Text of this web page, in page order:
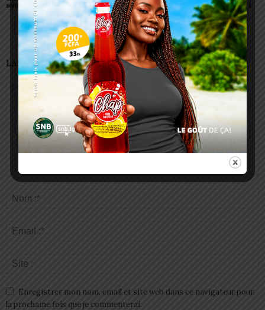
sonnette d’alarme
liste officielle des écoles
autorisées
pour la visite médicale à
Lomé
LAISSER UN COMMENTAIRE
Enregistrer mon nom, email et site web dans ce navigateur pour
la prochaine fois que je commenterai.